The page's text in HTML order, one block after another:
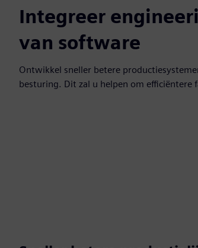
Integreer
van software
Ontwikkel sneller betere
besturing. Dit zal u helpen om efficiëntere